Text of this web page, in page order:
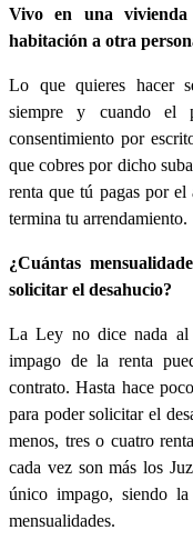
Vivo en una
habitación a otra
Lo que quieres hacer
siempre y cuando el
consentimiento por
que cobres por dicho
renta que tú pagas por
termina tu arrendamiento.
¿Cuántas
solicitar el desahucio?
La Ley no dice nada al
impago de la renta
contrato. Hasta hace
para poder solicitar el
menos, tres o cuatro
cada vez son más los
único impago, siendo
mensualidades.